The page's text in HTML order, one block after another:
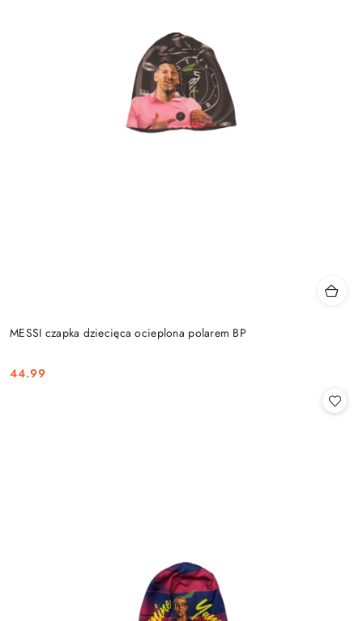
MESSI czapka dziecięca ocieplona polarem BP
Cena:
44.99